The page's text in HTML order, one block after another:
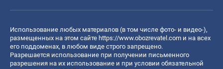
Использование любых материалов (в том числе фото- и видео-),
размещенных на этом сайте https://www.obozrevatel.com и на всех
его поддоменах, в любом виде строго запрещено.
Разрешается использование при получении письменного
разрешения на их использование и при условии обязательной